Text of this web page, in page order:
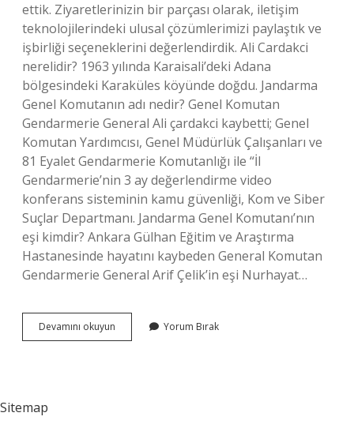
ettik. Ziyaretlerinizin bir parçası olarak, iletişim
teknolojilerindeki ulusal çözümlerimizi paylaştık ve
işbirliği seçeneklerini değerlendirdik. Ali Cardakci
nerelidir? 1963 yılında Karaisali’deki Adana
bölgesindeki Karaküles köyünde doğdu. Jandarma
Genel Komutanın adı nedir? Genel Komutan
Gendarmerie General Ali çardakci kaybetti; Genel
Komutan Yardımcısı, Genel Müdürlük Çalışanları ve
81 Eyalet Gendarmerie Komutanlığı ile “İl
Gendarmerie’nin 3 ay değerlendirme video
konferans sisteminin kamu güvenliği, Kom ve Siber
Suçlar Departmanı. Jandarma Genel Komutanı’nın
eşi kimdir? Ankara Gülhan Eğitim ve Araştırma
Hastanesinde hayatını kaybeden General Komutan
Gendarmerie General Arif Çelik’in eşi Nurhayat…
Devamını okuyun
An
Yorum Bırak
Sitemap